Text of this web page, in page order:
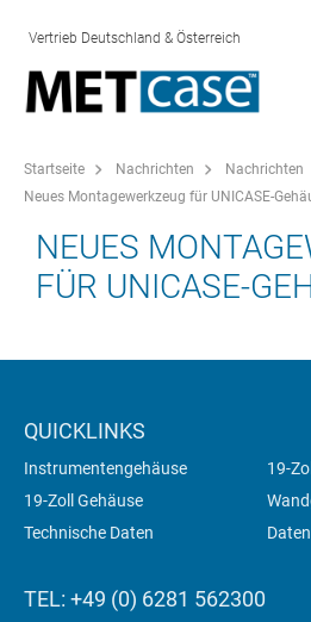
Vertrieb Deutschland & Österreich
Startseite Nachrichten
Nachrichten
Neues Montagewerkzeug für UNICASE-
NEUES
FÜR UNICASE-
QUICKLINKS
Instrumentengehäuse
19-
19-Zoll Gehäuse
Technische Daten
TEL: +49 (0) 6281 562300